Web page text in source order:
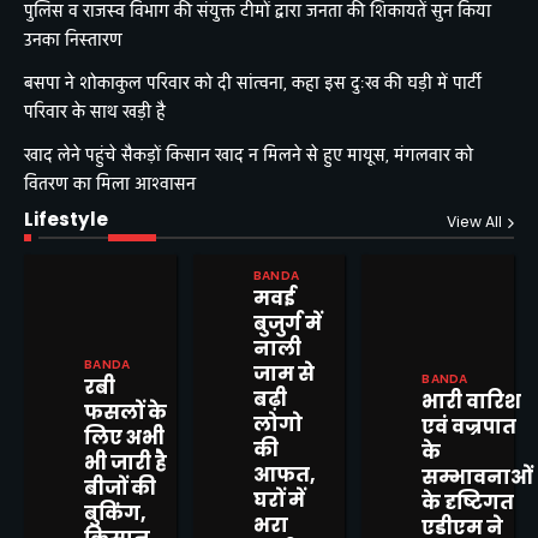
पुलिस व राजस्व विभाग की संयुक्त टीमों द्वारा जनता की शिकायतें सुन किया
उनका निस्तारण
बसपा ने शोकाकुल परिवार को दी सांत्वना, कहा इस दुःख की घड़ी में पार्टी
परिवार के साथ खड़ी है
खाद लेने पहुंचे सैकड़ों किसान खाद न मिलने से हुए मायूस, मंगलवार को
वितरण का मिला आश्वासन
Lifestyle View All
BANDA
रबी
फसलों के
लिए अभी
भी जारी है
बीजों की
बुकिंग,
BANDA
मवई
बुजुर्ग में
नाली
जाम से
बढ़ी
लोगो
की
आफत,
घरों में
भरा
BANDA
भारी वारिश
एवं वज्रपात
के
सम्भावनाओं
के दृष्टिगत
एडीएम ने